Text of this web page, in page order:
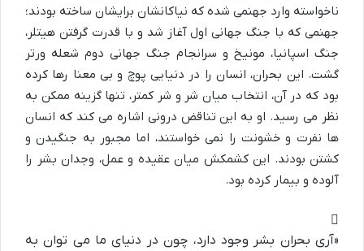
ناخواسته وارد جهنمی شده که نیاکانشان برایشان ساخته بودند؛
جهنمی که با جنگ جهانی اول آغاز شد و با قدرت گرفتن هیتلر،
جنگ اسپانیا، مونیخ و سرانجام جنگ جهانی دوم شعله ورتر
گشت. این بحران، انسان را در دنیایی پوچ و بی معنا رها کرده
بود که در آن، انتخاب میان شر و شر کمتر، تنها گزینه ممکن به
نظر می رسید. او به این تناقض درونی اشاره می کند که انسان
ها نفرت و خشونت را نمی خواستند، اما مجبور به جنگیدن و
کشتن بودند. این کشمکش میان عقیده و عمل، وجدان بشر را
آلوده و بیمار کرده بود.
«آری بحران بشر وجود دارد، چون در دنیای ما می توان به